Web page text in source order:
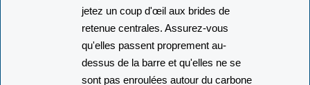
jetez un coup d'œil aux brides de
retenue centrales. Assurez-vous
qu'elles passent proprement au-
dessus de la barre et qu'elles ne se
sont pas enroulées autour du carbone